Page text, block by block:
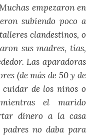
empezaron en
subiendo poco a
clandestinos, o
sus madres, tías,
Las aparadoras
(de más de 50 y de
de los niños o
el marido
dinero a la casa
no daba para